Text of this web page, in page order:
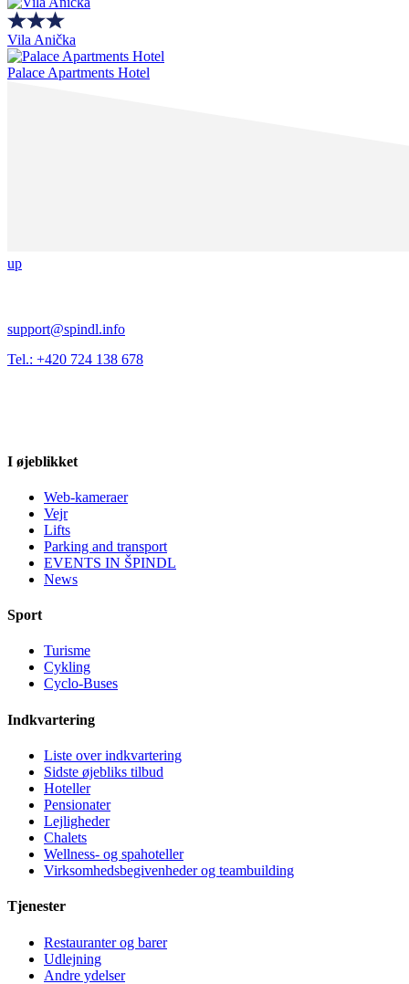
Vila Anička
Palace Apartments Hotel
up
support@spindl.info
Tel.: +420 724 138 678
I øjeblikket
Web-kameraer
Vejr
Lifts
Parking and transport
EVENTS IN ŠPINDL
News
Sport
Turisme
Cykling
Cyclo-Buses
Indkvartering
Liste over indkvartering
Sidste øjebliks tilbud
Hoteller
Pensionater
Lejligheder
Chalets
Wellness- og spahoteller
Virksomhedsbegivenheder og teambuilding
Tjenester
Restauranter og barer
Udlejning
Andre ydelser